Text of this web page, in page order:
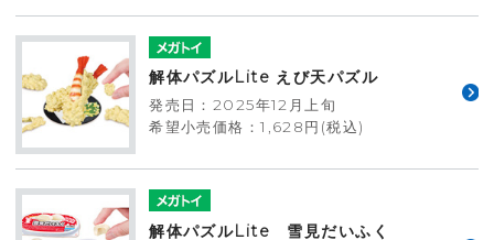
解体パズルLite えび天パズル
発売日：2025年12月上旬
希望小売価格：1,628円(税込)
解体パズルLite 雪見だいふく